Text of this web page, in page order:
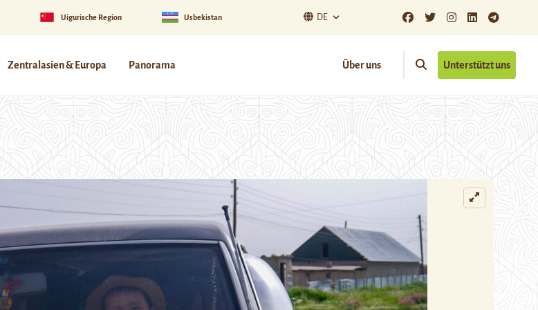
Uigurische Region Usbekistan DE
Zentralasien & Europa Panorama Über uns Unterstützt uns